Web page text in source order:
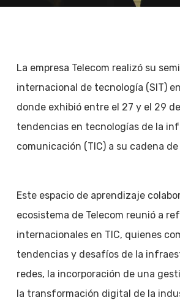
La empresa Telecom realizó su
internacional de tecnología (SIT)
donde exhibió entre el 27 y el 29
tendencias en tecnologías de la
comunicación (TIC) a su cadena de
Este espacio de aprendizaje
ecosistema de Telecom reunió a
internacionales en TIC, quienes
tendencias y desafíos de la
redes, la incorporación de una
la transformación digital de la